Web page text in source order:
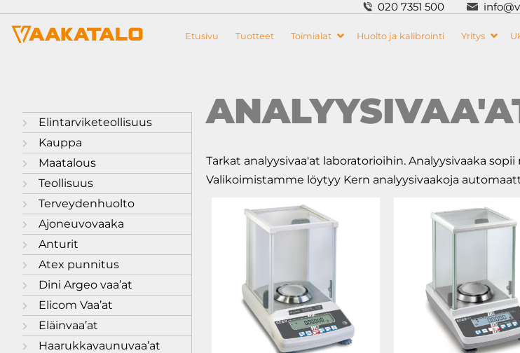
020 7351 500
Etusivu Tuotteet Toimialat Huolto ja kalibrointi Yritys
Elintarviketeollisuus
Kauppa
Maatalous
Teollisuus
Terveydenhuolto
Ajoneuvovaaka
Anturit
Atex punnitus
Dini Argeo vaa’at
Elicom Vaa’at
Eläinvaa’at
Haarukkavaunuvaa’at
Tarkat analyysivaa'at laboratorioihin. Analyysivaaka
Valikoimistamme löytyy Kern analyysivaakoja